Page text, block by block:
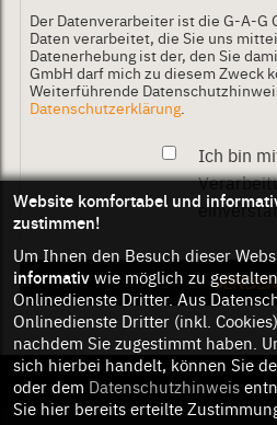
Der Datenverarbeiter ist die G-A-G
Daten verarbeitet, die Sie uns
Datenerhebung ist der, den Sie
GmbH darf mich zu diesem Zweck
Weiterführende
Datenschutzerklärung.
Ich bin
Website komfortabel und
zustimmen!
Um Ihnen den Besuch dieser
informativwie möglich zu
Onlinedienste Dritter. Aus
Onlinedienste Dritter (inkl.
nachdem Sie zugestimmt haben.
sich hierbei handelt, können Sie
oder dem Datenschutzhinweis
Sie hier bereits erteilte